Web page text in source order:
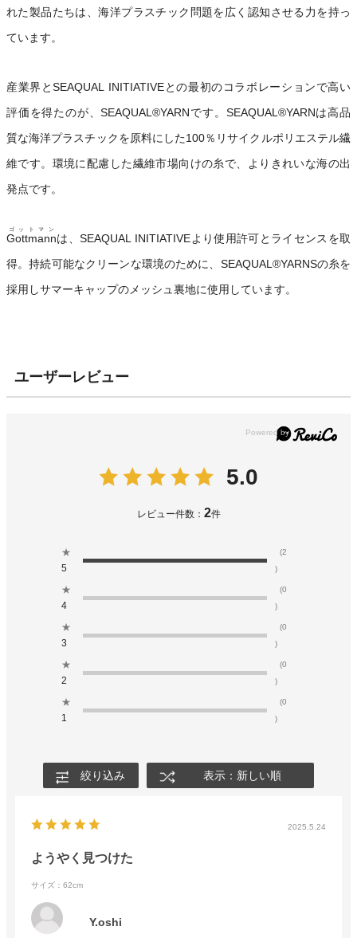
れた製品たちは、海洋プラスチック問題を広く認知させる力を持っ
ています。
産業界とSEAQUAL INITIATIVEとの最初のコラボレーションで高い
評価を得たのが、SEAQUAL®YARNです。SEAQUAL®YARNは高品
質な海洋プラスチックを原料にした100％リサイクルポリエステル繊
維です。環境に配慮した繊維市場向けの糸で、よりきれいな海の出
発点です。
Gottmann
ゴットマン
は、SEAQUAL INITIATIVEより使用許可とライセンスを取
得。持続可能なクリーンな環境のために、SEAQUAL®YARNSの糸を
採用しサマーキャップのメッシュ裏地に使用しています。
ユーザーレビュー
5.0
レビュー件数： 2件
★
5
(2
)
★
4
(0
)
★
3
(0
)
★
2
(0
)
★
1
(0
)
絞り込み 表示：新しい順
2025.5.24
ようやく見つけた
サイズ：62cm
Y.oshi